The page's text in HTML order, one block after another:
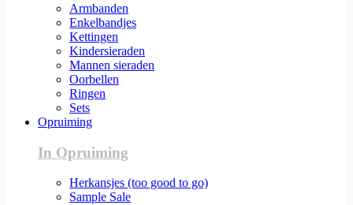
Armbanden
Enkelbandjes
Kettingen
Kindersieraden
Mannen sieraden
Oorbellen
Ringen
Sets
Opruiming
In Opruiming
Herkansjes (too good to go)
Sample Sale